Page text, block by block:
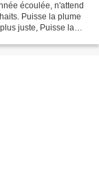
écoulée, n'attend
Puisse la plume
juste, Puisse la